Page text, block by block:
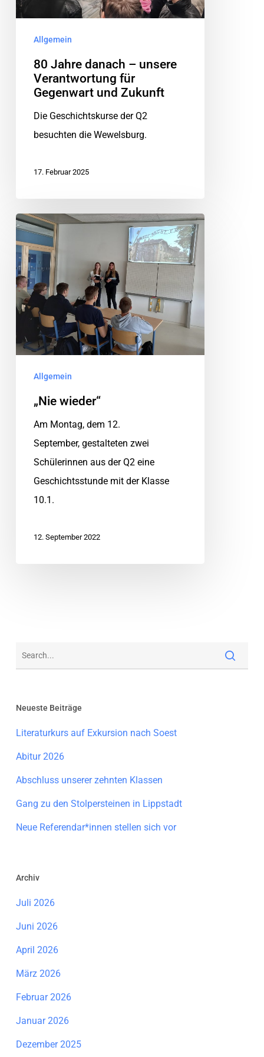
Allgemein
80 Jahre danach – unsere
Verantwortung für
Gegenwart und Zukunft
Die Geschichtskurse der Q2
besuchten die Wewelsburg.
17. Februar 2025
Allgemein
„Nie wieder“
Am Montag, dem 12.
September, gestalteten zwei
Schülerinnen aus der Q2 eine
Geschichtsstunde mit der Klasse
10.1.
12. September 2022
Neueste Beiträge
Literaturkurs auf Exkursion nach Soest
Abitur 2026
Abschluss unserer zehnten Klassen
Gang zu den Stolpersteinen in Lippstadt
Neue Referendar*innen stellen sich vor
Archiv
Juli 2026
Juni 2026
April 2026
März 2026
Februar 2026
Januar 2026
Dezember 2025